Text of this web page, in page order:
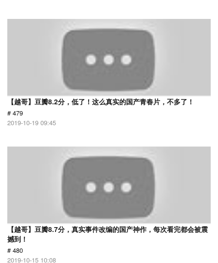
【越哥】豆瓣8.2分，低了！这么真实的国产青春片，不多了！
# 479
2019-10-19 09:45
【越哥】豆瓣8.7分，真实事件改编的国产神作，每次看完都会被震
撼到！
# 480
2019-10-15 10:08